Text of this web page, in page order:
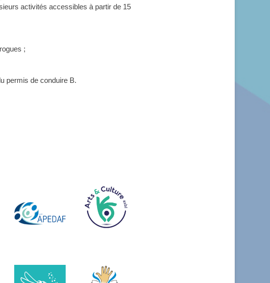
activités accessibles à partir de 15
;
permis de conduire B.